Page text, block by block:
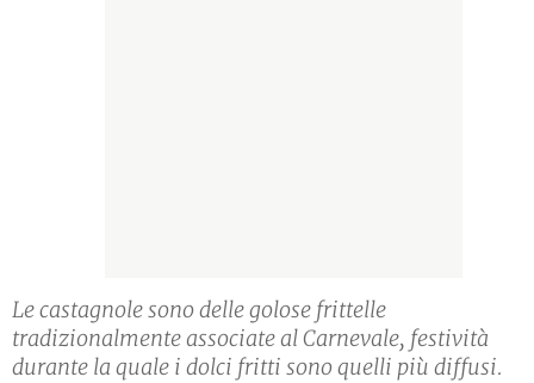
Le castagnole sono delle golose frittelle
tradizionalmente associate al Carnevale, festività
durante la quale i dolci fritti sono quelli più diffusi.